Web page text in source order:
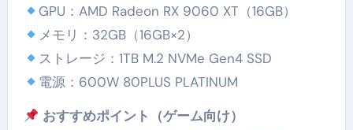
GPU：AMD Radeon RX 9060 XT（16GB）
メモリ：32GB（16GB×2）
ストレージ：1TB M.2 NVMe Gen4 SSD
電源：600W 80PLUS PLATINUM
おすすめポイント（ゲーム向け）